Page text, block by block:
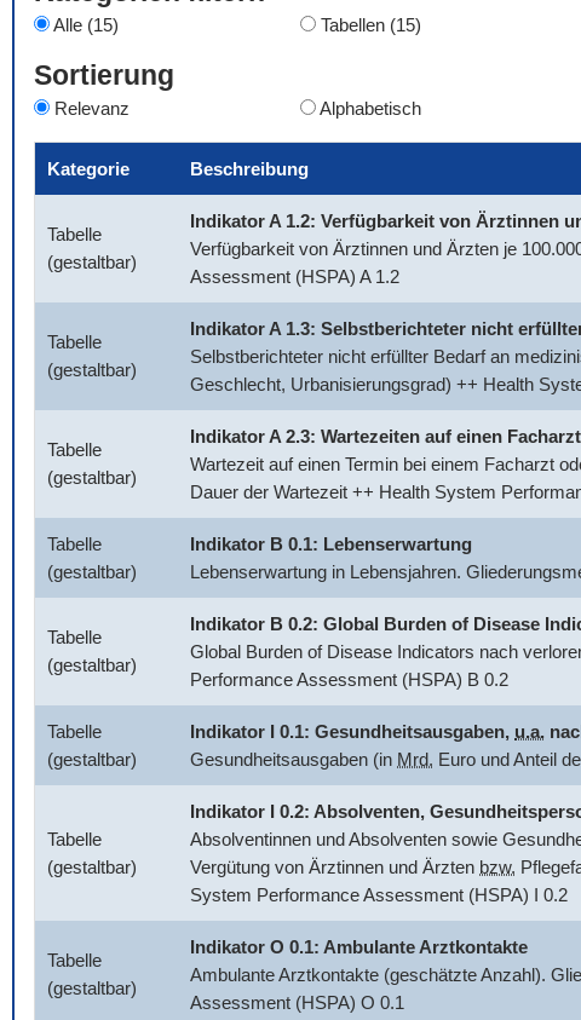
Alle (15) Tabellen (15)
Sortierung
Relevanz Alphabetisch
Kategorie Beschreibung
Tabelle
(gestaltbar)
Indikator A 1.2: Verfügbarkeit von Ärztinnen
Verfügbarkeit von Ärztinnen und Ärzten je
Assessment (HSPA) A 1.2
Tabelle
(gestaltbar)
Indikator A 1.3: Selbstberichteter nicht
Selbstberichteter nicht erfüllter Bedarf an
Geschlecht, Urbanisierungsgrad) ++ Health
Tabelle
(gestaltbar)
Indikator A 2.3: Wartezeiten auf einen
Wartezeit auf einen Termin bei einem Facharzt
Dauer der Wartezeit ++ Health System
Tabelle
(gestaltbar)
Indikator B 0.1: Lebenserwartung
Lebenserwartung in Lebensjahren.
Tabelle
(gestaltbar)
Indikator B 0.2: Global Burden of Disease
Global Burden of Disease Indicators nach
Performance Assessment (HSPA) B 0.2
Tabelle
(gestaltbar)
Indikator I 0.1: Gesundheitsausgaben, u.a.
Gesundheitsausgaben (in Mrd. Euro und Anteil
Tabelle
(gestaltbar)
Indikator I 0.2: Absolventen,
Absolventinnen und Absolventen sowie
Vergütung von Ärztinnen und Ärzten bzw.
System Performance Assessment (HSPA) I 0.2
Tabelle
(gestaltbar)
Indikator O 0.1: Ambulante Arztkontakte
Ambulante Arztkontakte (geschätzte Anzahl).
Assessment (HSPA) O 0.1